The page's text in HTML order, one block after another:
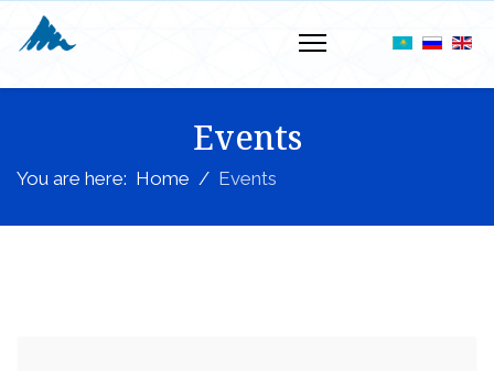
Events
You are here: Home Events